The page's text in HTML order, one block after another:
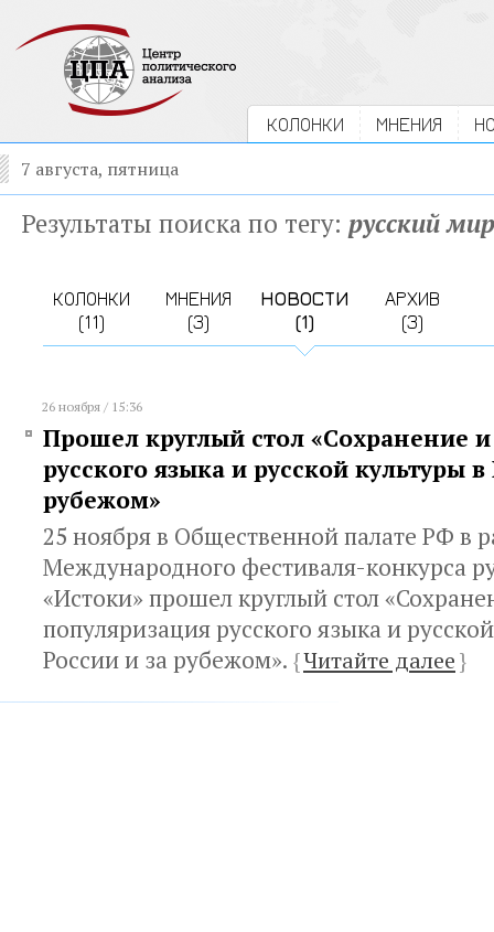
КОЛОНКИ МНЕНИЯ
7 августа, пятница
Результаты поиска по тегу: русский мир
КОЛОНКИ
(11)
МНЕНИЯ
(3)
НОВОСТИ
(1)
АРХИВ
(3)
26 ноября / 15:36
Прошел круглый стол «Сохранение
русского языка и русской культуры
рубежом»
25 ноября в Общественной палате РФ в
Международного фестиваля-конкурса
«Истоки» прошел круглый стол
популяризация русского языка и
России и за рубежом». {Читайте далее}